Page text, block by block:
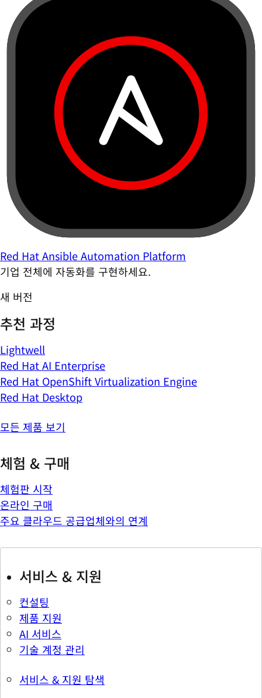
Red Hat Ansible Automation Platform
기업 전체에 자동화를 구현하세요.
새 버전
추천 과정
Lightwell
Red Hat AI Enterprise
Red Hat OpenShift Virtualization Engine
Red Hat Desktop
모든 제품 보기
체험 & 구매
체험판 시작
온라인 구매
주요 클라우드 공급업체와의 연계
서비스 & 지원
컨설팅
제품 지원
AI 서비스
기술 계정 관리
서비스 & 지원 탐색